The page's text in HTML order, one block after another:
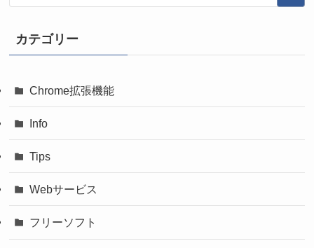
カテゴリー
Chrome拡張機能
Info
Tips
Webサービス
フリーソフト